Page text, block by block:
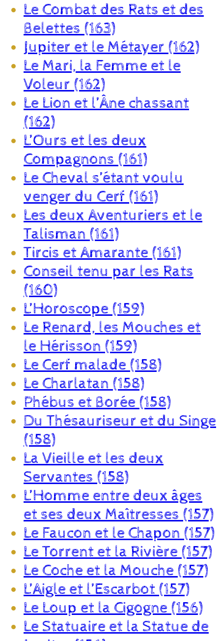
Le Combat des Rats et des
Belettes (163)
Jupiter et le Métayer (162)
Le Mari, la Femme et le
Voleur (162)
Le Lion et l’Âne chassant
(162)
L’Ours et les deux
Compagnons (161)
Le Cheval s’étant voulu
venger du Cerf (161)
Les deux Aventuriers et le
Talisman (161)
Tircis et Amarante (161)
Conseil tenu par les Rats
(160)
L’Horoscope (159)
Le Renard, les Mouches et
le Hérisson (159)
Le Cerf malade (158)
Le Charlatan (158)
Phébus et Borée (158)
Du Thésauriseur et du Singe
(158)
La Vieille et les deux
Servantes (158)
L’Homme entre deux âges
et ses deux Maîtresses (157)
Le Faucon et le Chapon (157)
Le Torrent et la Rivière (157)
Le Coche et la Mouche (157)
L’Aigle et l’Escarbot (157)
Le Loup et la Cigogne (156)
Le Statuaire et la Statue de